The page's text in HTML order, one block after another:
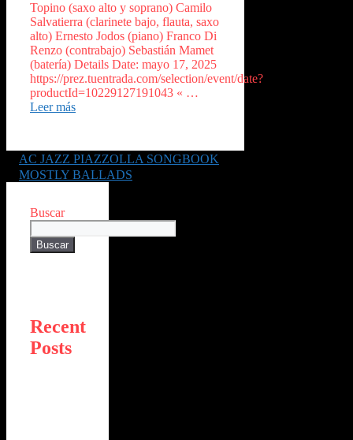
Topino (saxo alto y soprano) Camilo
Salvatierra (clarinete bajo, flauta, saxo
alto) Ernesto Jodos (piano) Franco Di
Renzo (contrabajo) Sebastián Mamet
(batería) Details Date: mayo 17, 2025
https://prez.tuentrada.com/selection/event/date?
productId=10229127191043 « …
Leer más
AC JAZZ PIAZZOLLA SONGBOOK
MOSTLY BALLADS
Buscar
Buscar
Recent
Posts